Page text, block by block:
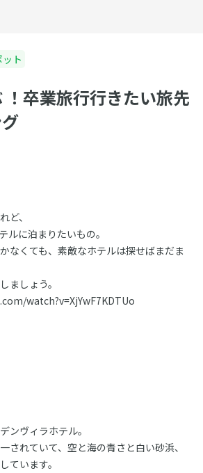
ト
！卒業旅行行きたい旅先
ど、
ルに泊まりたいもの。
なくても、素敵なホテルは探せばまだま
ましょう。
watch?v=XjYwF7KDTUo
ンヴィラホテル。
されていて、空と海の青さと白い砂浜、
ています。